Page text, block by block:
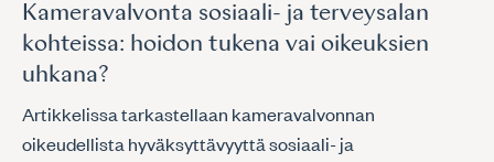
Kameravalvonta sosiaali- ja terveysalan
kohteissa: hoidon tukena vai oikeuksien
uhkana?
Artikkelissa tarkastellaan kameravalvonnan
oikeudellista hyväksyttävyyttä sosiaali- ja